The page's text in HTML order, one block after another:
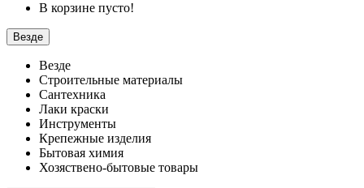
В корзине пусто!
Везде
Везде
Строительные материалы
Сантехника
Лаки краски
Инструменты
Крепежные изделия
Бытовая химия
Хозяствено-бытовые товары